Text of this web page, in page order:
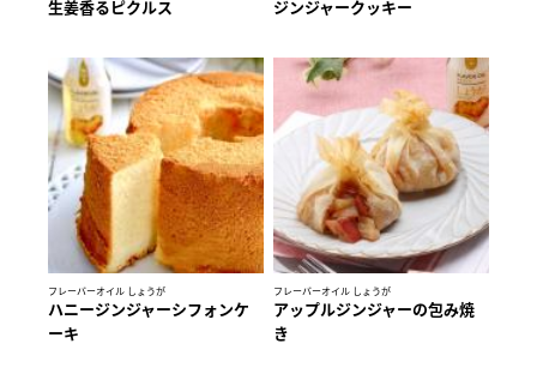
生姜香るピクルス ジンジャークッキー
フレーバーオイル しょうが
ハニージンジャーシフォンケ
ーキ
フレーバーオイル しょうが
アップルジンジャーの包み焼
き